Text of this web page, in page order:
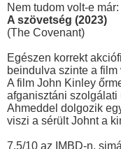
Nem tudom volt-e már:
A szövetség (2023)
(The Covenant)
Egészen korrekt
beindulva szinte a
A film John Kinley
afganisztáni szolgálati
Ahmeddel dolgozik
viszi a sérült Johnt a
7,5/10 az IMBD-n,